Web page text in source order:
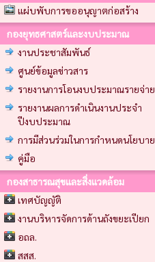
แผ่บพับการขออนุญาตก่อสร้าง
กองยุทธศาสตร์และงบประมาณ
งานประชาสัมพันธ์
ศูนย์ข้อมูลข่าวสาร
รายงานการโอนงบประมาณรายจ่าย
รายงานผลการดำเนินงานประจำ
ปีงบประมาณ
การมีส่วนร่วมในการกำหนดนโยบาย
คู่มือ
กองสาธารณสุขและสิ่งแวดล้อม
เทศบัญญัติ
งานบริหารจัดการด้านถังขยะเปียก
อถล.
สสส.